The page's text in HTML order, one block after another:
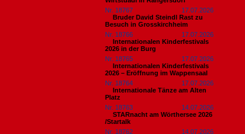
Nr. 18767
17.07.2026
Bruder David Steindl Rast zu
Besuch in Grosskirchheim
Nr. 18766
17.07.2026
Internationalen Kinderfestivals
2026 in der Burg
Nr. 18765
17.07.2026
Internationalen Kinderfestivals
2026 – Eröffnung im Wappensaal
Nr. 18764
17.07.2026
Internationale Tänze am Alten
Platz
Nr. 18763
14.07.2026
STARnacht am Wörthersee 2026
/Startalk
Nr. 18762
14.07.2026